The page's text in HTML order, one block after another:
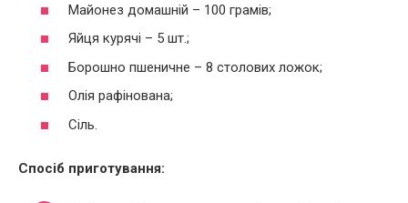
Майонез домашній – 100 грамів;
Яйця курячі – 5 шт.;
Борошно пшеничне – 8 столових ложок;
Олія рафінована;
Сіль.
Спосіб приготування: